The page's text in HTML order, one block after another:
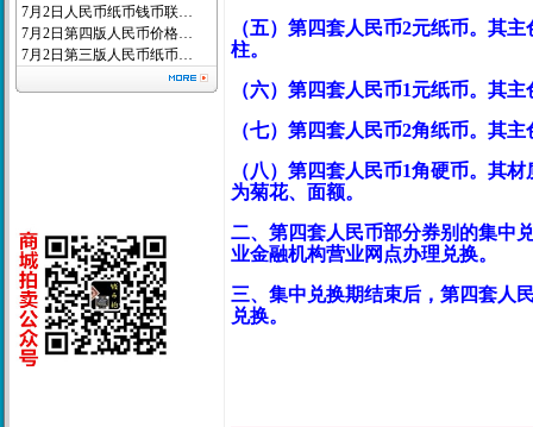
7月2日人民币纸币钱币联…
7月2日第四版人民币价格…
7月2日第三版人民币纸币…
（五）第四套人民币2元纸币。其
柱。
（六）第四套人民币1元纸币。其
（七）第四套人民币2角纸币。其
（八）第四套人民币1角硬币。其
为菊花、面额。
二、第四套人民币部分券别的集中
业金融机构营业网点办理兑换。
三、集中兑换期结束后，第四套人
兑换。